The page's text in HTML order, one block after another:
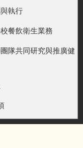
執行
餐飲衛生業務
隊共同研究與推廣健